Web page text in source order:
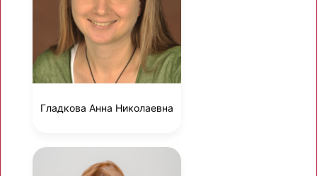
Гладкова Анна Николаевна